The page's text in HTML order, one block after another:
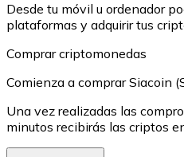
Desde tu móvil u ordenador
plataformas y adquirir tus
Comprar criptomonedas
Comienza a comprar Siacoin
Una vez realizadas las
minutos recibirás las criptos